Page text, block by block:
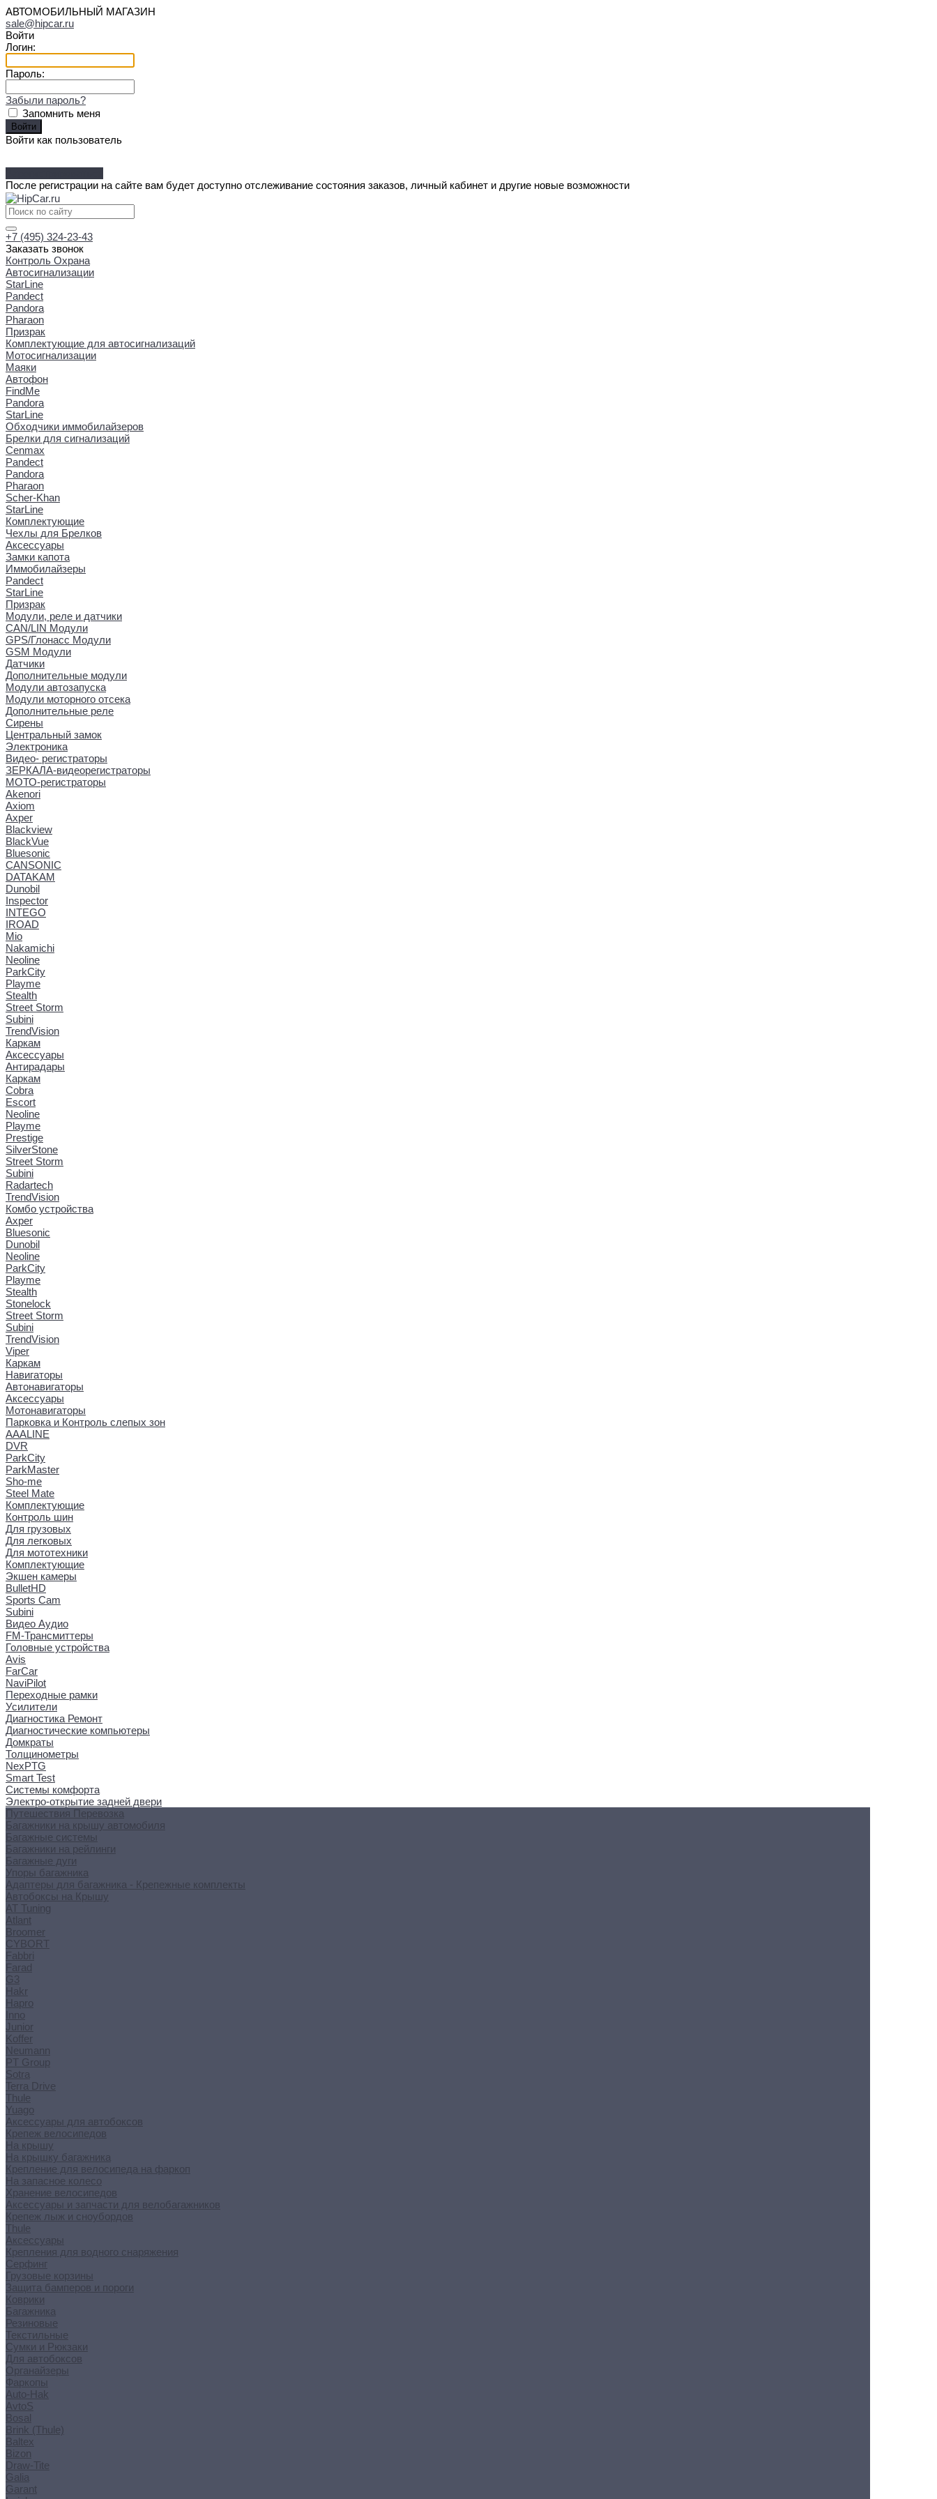
АВТОМОБИЛЬНЫЙ МАГАЗИН
sale@hipcar.ru
Войти
Логин:
Пароль:
Забыли пароль?
Запомнить меня
Войти как пользователь
После регистрации на сайте вам будет доступно отслеживание состояния заказов, личный кабинет и другие новые возможности
+7 (495) 324-23-43
Заказать звонок
Контроль Охрана
Автосигнализации
StarLine
Pandect
Pandora
Pharaon
Призрак
Комплектующие для автосигнализаций
Мотосигнализации
Маяки
Автофон
FindMe
Pandora
StarLine
Обходчики иммобилайзеров
Брелки для сигнализаций
Cenmax
Pandect
Pandora
Pharaon
Scher-Khan
StarLine
Комплектующие
Чехлы для Брелков
Аксессуары
Замки капота
Иммобилайзеры
Pandect
StarLine
Призрак
Модули, реле и датчики
CAN/LIN Модули
GPS/Глонасс Модули
GSM Модули
Датчики
Дополнительные модули
Модули автозапуска
Модули моторного отсека
Дополнительные реле
Сирены
Центральный замок
Электроника
Видео- регистраторы
ЗЕРКАЛА-видеорегистраторы
МОТО-регистраторы
Akenori
Axiom
Axper
Blackview
BlackVue
Bluesonic
CANSONIC
DATAKAM
Dunobil
Inspector
INTEGO
IROAD
Mio
Nakamichi
Neoline
ParkCity
Playme
Stealth
Street Storm
Subini
TrendVision
Каркам
Аксессуары
Антирадары
Каркам
Cobra
Escort
Neoline
Playme
Prestige
SilverStone
Street Storm
Subini
Radartech
TrendVision
Комбо устройства
Axper
Bluesonic
Dunobil
Neoline
ParkCity
Playme
Stealth
Stonelock
Street Storm
Subini
TrendVision
Viper
Каркам
Навигаторы
Автонавигаторы
Аксессуары
Мотонавигаторы
Парковка и Контроль слепых зон
AAALINE
DVR
ParkCity
ParkMaster
Sho-me
Steel Mate
Комплектующие
Контроль шин
Для грузовых
Для легковых
Для мототехники
Комплектующие
Экшен камеры
BulletHD
Sports Cam
Subini
Видео Аудио
FM-Трансмиттеры
Головные устройства
Avis
FarCar
NaviPilot
Переходные рамки
Усилители
Диагностика Ремонт
Диагностические компьютеры
Домкраты
Толщинометры
NexPTG
Smart Test
Системы комфорта
Электро-открытие задней двери
Путешествия Перевозка
Багажники на крышу автомобиля
Багажные системы
Багажники на рейлинги
Багажные дуги
Упоры багажника
Адаптеры для багажника - Крепежные комплекты
Автобоксы на Крышу
AT Tuning
Atlant
Broomer
CYBORT
Fabbri
Farad
G3
Hakr
Hapro
Inno
Junior
Koffer
Neumann
PT Group
Sotra
Terra Drive
Thule
Yuago
Аксессуары для автобоксов
Крепеж велосипедов
На крышу
На крышку багажника
Крепление для велосипеда на фаркоп
На запасное колесо
Хранение велосипедов
Аксессуары и запчасти для велобагажников
Крепеж лыж и сноубордов
Thule
Аксессуары
Крепления для водного снаряжения
Серфинг
Грузовые корзины
Защита бамперов и пороги
Коврики
Багажника
Резиновые
Текстильные
Сумки и Рюкзаки
Для автобоксов
Органайзеры
Фаркопы
Auto-Hak
AvtoS
Bosal
Brink (Thule)
Baltex
Bizon
Draw-Tite
Galia
Garant